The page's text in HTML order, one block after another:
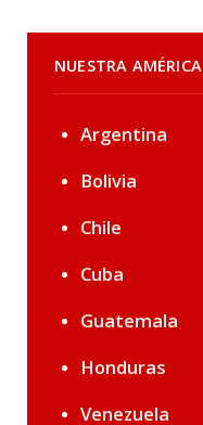
NUESTRA AMÉRICA
Argentina
Bolivia
Chile
Cuba
Guatemala
Honduras
Venezuela